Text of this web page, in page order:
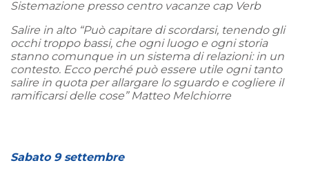
Sistemazione presso centro vacanze cap Verb
Salire in alto “Può capitare di scordarsi, tenendo gli
occhi troppo bassi, che ogni luogo e ogni storia
stanno comunque in un sistema di relazioni: in un
contesto. Ecco perché può essere utile ogni tanto
salire in quota per allargare lo sguardo e cogliere il
ramificarsi delle cose” Matteo Melchiorre
Sabato 9 settembre